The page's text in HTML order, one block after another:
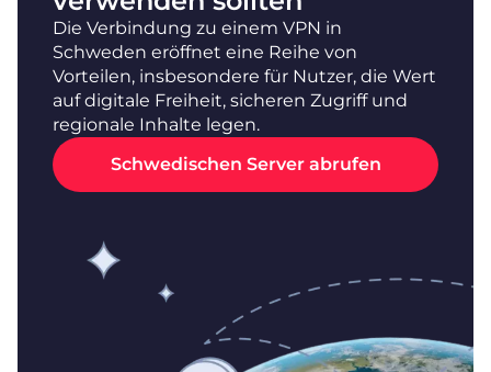
Die Verbindung zu einem VPN in
Schweden eröffnet eine Reihe von
Vorteilen, insbesondere für Nutzer, die Wert
auf digitale Freiheit, sicheren Zugriff und
regionale Inhalte legen.
Schwedischen Server abrufen